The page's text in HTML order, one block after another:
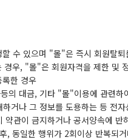
수 있으며 "몰"은 즉시 회원탈퇴
경우, "몰"은 회원자격을 제한 및
한 경우
의 대금, 기타 "몰"이용에 관련하
거나 그 정보를 도용하는 등 전
관이 금지하거나 공서양속에 반
, 동일한 행위가 2회이상 반복